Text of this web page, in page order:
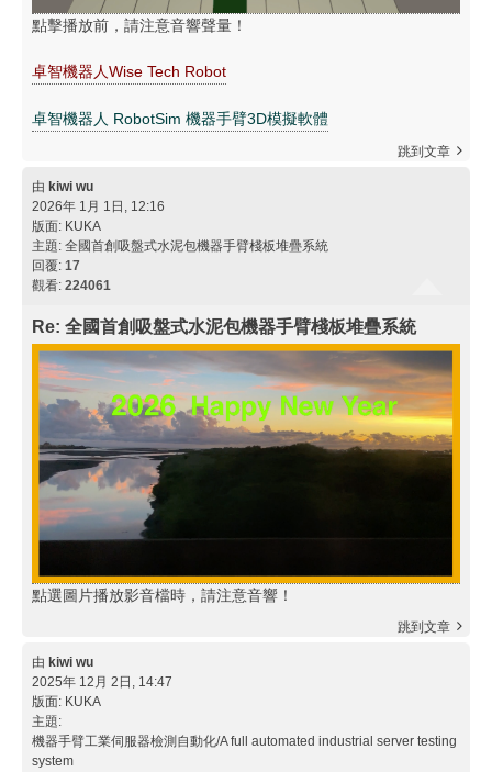
點擊播放前，請注意音響聲量！
卓智機器人Wise Tech Robot
卓智機器人 RobotSim 機器手臂3D模擬軟體
跳到文章
由 kiwi wu
2026年 1月 1日, 12:16
版面: KUKA
主題: 全國首創吸盤式水泥包機器手臂棧板堆疊系統
回覆: 17
觀看: 224061
Re: 全國首創吸盤式水泥包機器手臂棧板堆疊系統
點選圖片播放影音檔時，請注意音響！
跳到文章
由 kiwi wu
2025年 12月 2日, 14:47
版面: KUKA
主題:
機器手臂工業伺服器檢測自動化/A full automated industrial server testing
system